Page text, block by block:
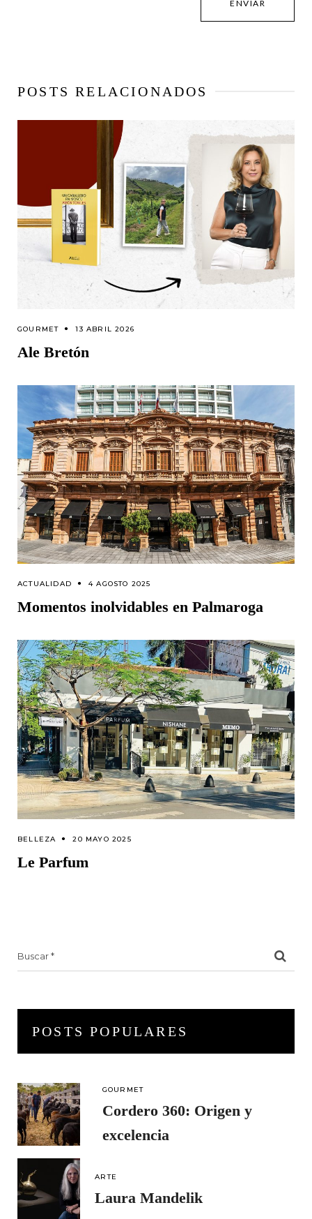
POSTS RELACIONADOS
GOURMET 13 ABRIL 2026
Ale Bretón
ACTUALIDAD 4 AGOSTO 2025
Momentos inolvidables en Palmaroga
BELLEZA 20 MAYO 2025
Le Parfum
POSTS POPULARES
GOURMET
Cordero 360: Origen y
excelencia
ARTE
Laura Mandelik